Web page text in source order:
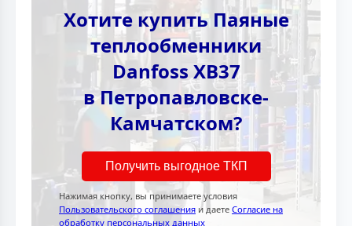
Хотите купить Паяные
теплообменники
Danfoss XB37
в Петропавловске-
Камчатском?
Получить выгодное ТКП
Нажимая кнопку, вы принимаете условия
Пользовательского соглашения и даете Согласие на
обработку персональных данных